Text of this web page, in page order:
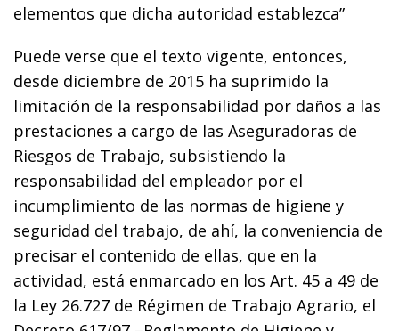
elementos que dicha autoridad establezca”
Puede verse que el texto vigente, entonces,
desde diciembre de 2015 ha suprimido la
limitación de la responsabilidad por daños a las
prestaciones a cargo de las Aseguradoras de
Riesgos de Trabajo, subsistiendo la
responsabilidad del empleador por el
incumplimiento de las normas de higiene y
seguridad del trabajo, de ahí, la conveniencia de
precisar el contenido de ellas, que en la
actividad, está enmarcado en los Art. 45 a 49 de
la Ley 26.727 de Régimen de Trabajo Agrario, el